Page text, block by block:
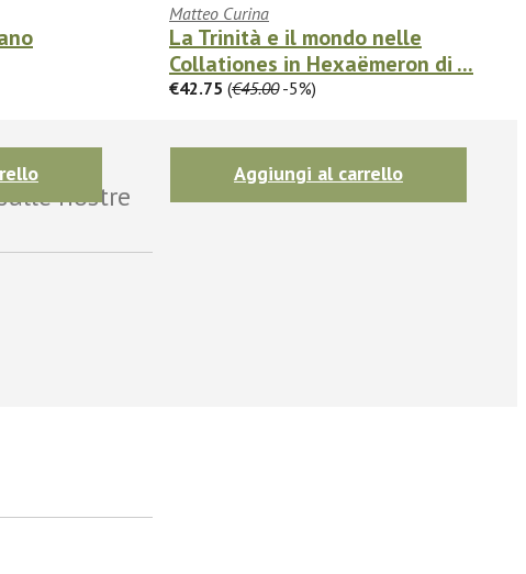
Matteo Curina
La Trinità e il mondo nelle
Collationes in Hexaëmeron di ...
€42.75 (€45.00-5%)
Aggiungi al carrello
nostre